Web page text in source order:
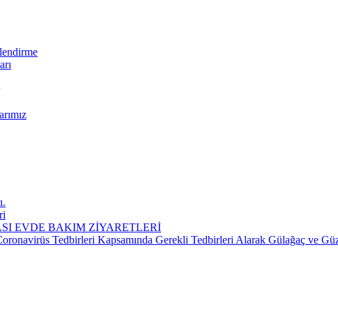
EVDE BAKIM ZİYARETLERİ
Tedbirleri Kapsamında Gerekli Tedbirleri Alarak Gülağaç ve